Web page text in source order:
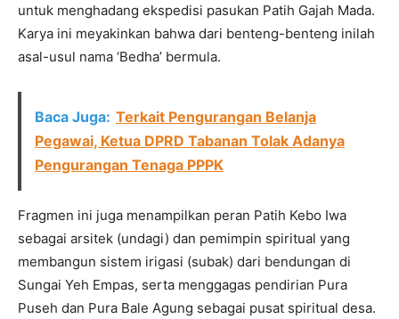
untuk menghadang ekspedisi pasukan Patih Gajah Mada.
Karya ini meyakinkan bahwa dari benteng-benteng inilah
asal-usul nama ‘Bedha’ bermula.
Baca Juga: Terkait Pengurangan Belanja
Pegawai, Ketua DPRD Tabanan Tolak Adanya
Pengurangan Tenaga PPPK
Fragmen ini juga menampilkan peran Patih Kebo Iwa
sebagai arsitek (undagi) dan pemimpin spiritual yang
membangun sistem irigasi (subak) dari bendungan di
Sungai Yeh Empas, serta menggagas pendirian Pura
Puseh dan Pura Bale Agung sebagai pusat spiritual desa.